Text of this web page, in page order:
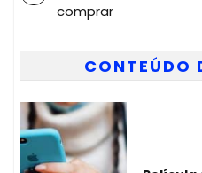
comprar
CONTEÚDO